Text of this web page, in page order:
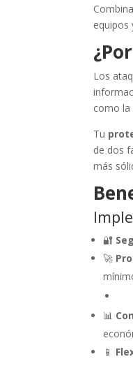
equipos
Los
como la
Tu
de dos
más
🔐
🚀
📊
📱